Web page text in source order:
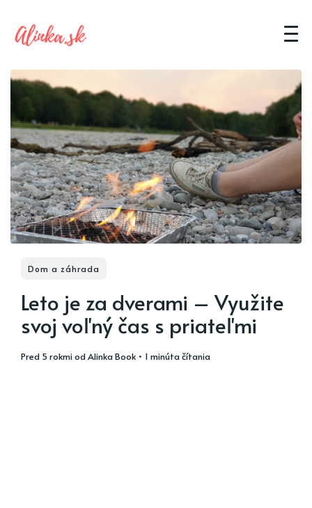
Dom a záhrada
Leto je za dverami – Využite
svoj voľný čas s priateľmi
pred 5 rokmiodAlinka Book • 1 minúta čítania